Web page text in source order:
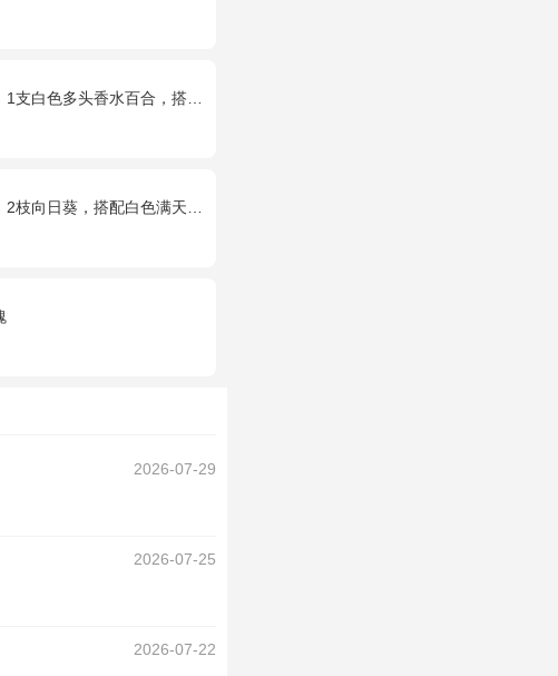
色多头香水百合，搭配桔梗、黄莺。
日葵，搭配白色满天星、尤加利叶
2026-07-29
2026-07-25
2026-07-22